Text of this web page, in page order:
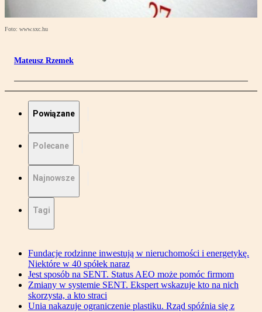
Foto: www.sxc.hu
Mateusz Rzemek
Powiązane
Polecane
Najnowsze
Tagi
Fundacje rodzinne inwestują w nieruchomości i energetykę.
Niektóre w 40 spółek naraz
Jest sposób na SENT. Status AEO może pomóc firmom
Zmiany w systemie SENT. Ekspert wskazuje kto na nich
skorzysta, a kto straci
Unia nakazuje ograniczenie plastiku. Rząd spóźnia się z